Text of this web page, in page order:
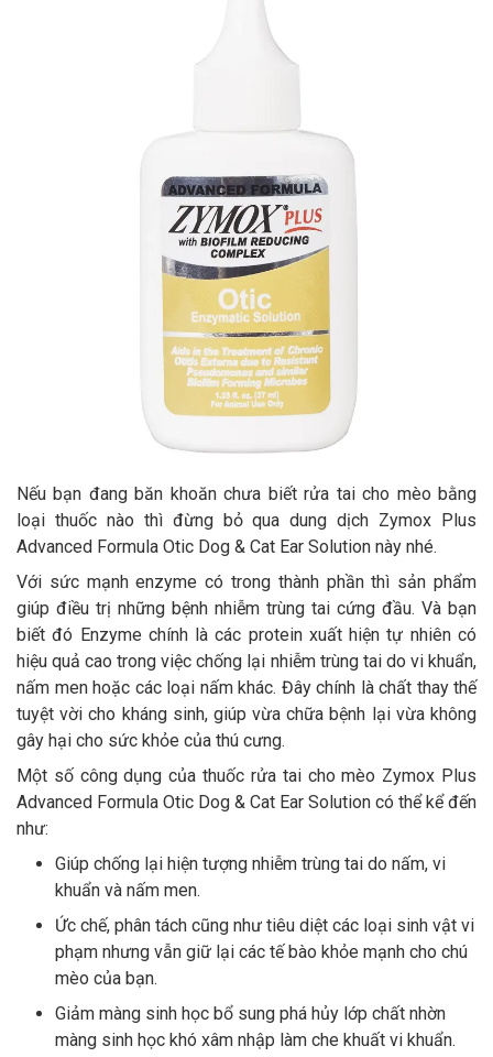
Nếu bạn đang băn khoăn chưa biết rửa tai cho mèo bằng
loại thuốc nào thì đừng bỏ qua dung dịch Zymox Plus
Advanced Formula Otic Dog & Cat Ear Solution này nhé.
Với sức mạnh enzyme có trong thành phần thì sản phẩm
giúp điều trị những bệnh nhiễm trùng tai cứng đầu. Và bạn
biết đó Enzyme chính là các protein xuất hiện tự nhiên có
hiệu quả cao trong việc chống lại nhiễm trùng tai do vi khuẩn,
nấm men hoặc các loại nấm khác. Đây chính là chất thay thế
tuyệt vời cho kháng sinh, giúp vừa chữa bệnh lại vừa không
gây hại cho sức khỏe của thú cưng.
Một số công dụng của thuốc rửa tai cho mèo Zymox Plus
Advanced Formula Otic Dog & Cat Ear Solution có thể kể đến
như:
Giúp chống lại hiện tượng nhiễm trùng tai do nấm, vi
khuẩn và nấm men.
Ức chế, phân tách cũng như tiêu diệt các loại sinh vật vi
phạm nhưng vẫn giữ lại các tế bào khỏe mạnh cho chú
mèo của bạn.
Giảm màng sinh học bổ sung phá hủy lớp chất nhờn
màng sinh học khó xâm nhập làm che khuất vi khuẩn.